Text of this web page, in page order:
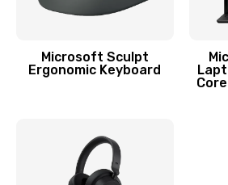
Ремонт SIM-
Ремонт
Microsoft Sculpt
Ergonomic Keyboard